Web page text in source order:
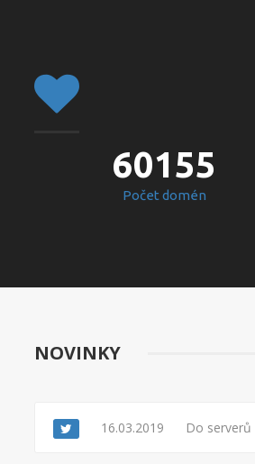
60155
Počet domén
NOVINKY
16.03.2019
Do serverů